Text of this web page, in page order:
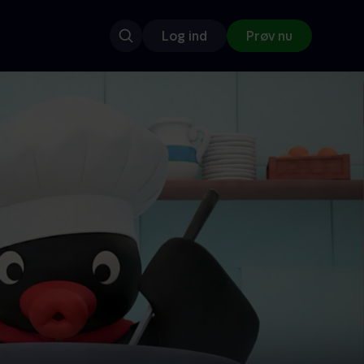
Log ind Prøv nu